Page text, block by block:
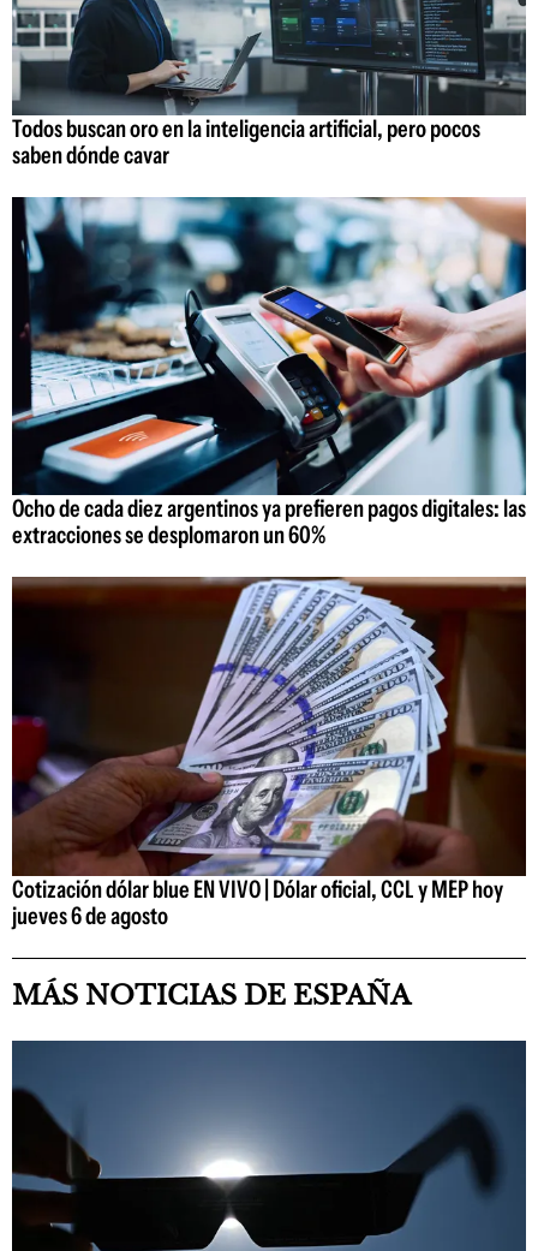
Todos buscan oro en la inteligencia artificial, pero pocos
saben dónde cavar
Ocho de cada diez argentinos ya prefieren pagos digitales: las
extracciones se desplomaron un 60%
Cotización dólar blue EN VIVO | Dólar oficial, CCL y MEP hoy
jueves 6 de agosto
MÁS NOTICIAS DE ESPAÑA